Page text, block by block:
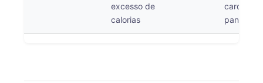
excesso de
calorias